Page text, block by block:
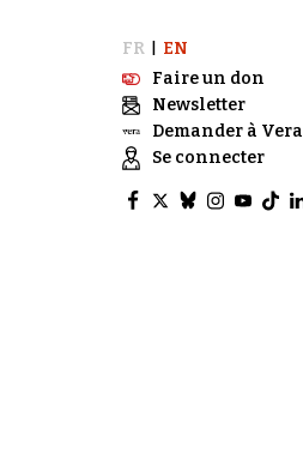
FR
EN
Faire un don
Newsletter
Demander à Vera
Se connecter